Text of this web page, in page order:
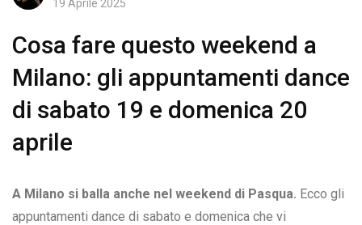
19 Aprile 2025
Cosa fare questo weekend a
Milano: gli appuntamenti dance
di sabato 19 e domenica 20
aprile
A Milano si balla anche nel weekend di Pasqua. Ecco gli
appuntamenti dance di sabato e domenica che vi